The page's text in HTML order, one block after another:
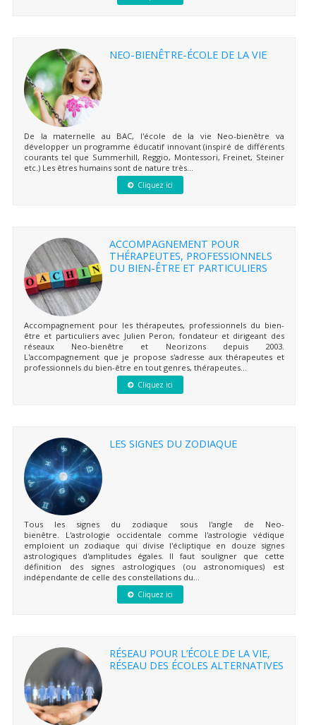
NEO-BIENÊTRE-ÉCOLE DE LA VIE
De la maternelle au BAC, l'école de la vie Neo-bienêtre va
développer un programme éducatif innovant (inspiré de différents
courants tel que Summerhill, Reggio, Montessori, Freinet, Steiner
etc.) Les êtres humains sont de nature très...
Cliquez ici
ACCOMPAGNEMENT POUR
THÉRAPEUTES, PROFESSIONNELS
DU BIEN-ÊTRE ET PARTICULIERS
Accompagnement pour les thérapeutes, professionnels du bien-
être et particuliers avec Julien Peron, fondateur et dirigeant des
réseaux Neo-bienêtre et Neorizons depuis 2003.
L'accompagnement que je propose s'adresse aux thérapeutes et
professionnels du bien-être en tout genres, thérapeutes...
Cliquez ici
LES SIGNES DU ZODIAQUE
Tous les signes du zodiaque sous l'angle de Neo-
bienêtre. L'astrologie occidentale comme l'astrologie védique
emploient un zodiaque qui divise l'écliptique en douze signes
astrologiques d'amplitudes égales. Il faut souligner que cette
définition des signes astrologiques (ou astronomiques) est
indépendante de celle des constellations du...
Cliquez ici
RÉSEAU POUR L’ÉCOLE DE LA VIE,
RÉSEAU DES ÉCOLES ALTERNATIVES